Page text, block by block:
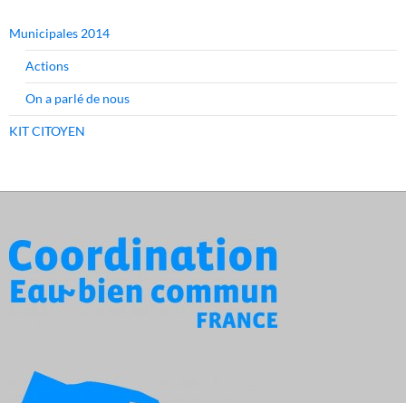
Municipales 2014
Actions
On a parlé de nous
KIT CITOYEN